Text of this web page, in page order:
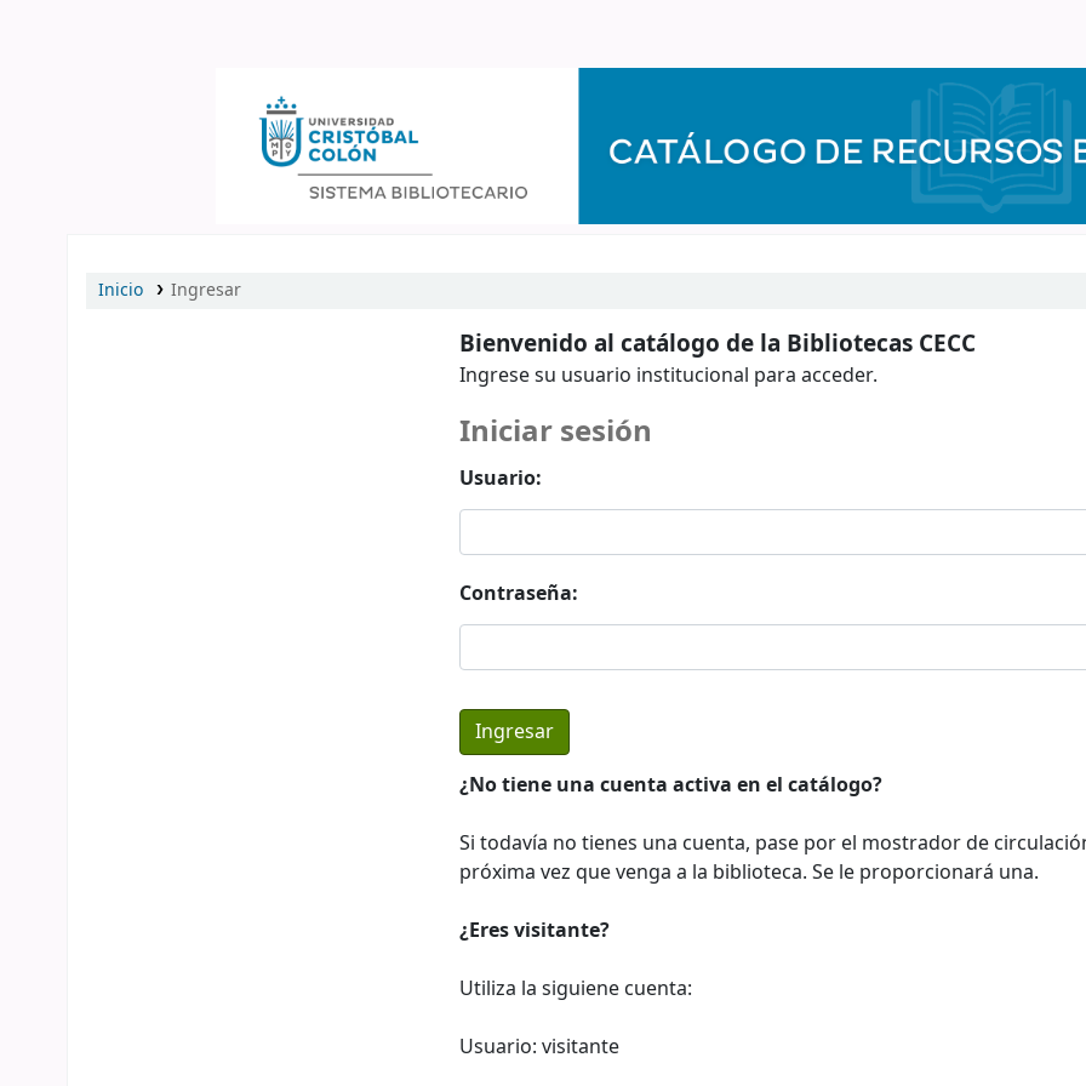
Inicio Ingresar
Bienvenido al catálogo de la Bibliotecas CECC
Ingrese su usuario institucional para acceder.
Iniciar sesión
Usuario:
Contraseña:
¿No tiene una cuenta activa en el catálogo?
Si todavía no tienes una cuenta, pase por el mostrador de
próxima vez que venga a la biblioteca. Se le proporcionará una.
¿Eres visitante?
Utiliza la siguiene cuenta:
Usuario: visitante